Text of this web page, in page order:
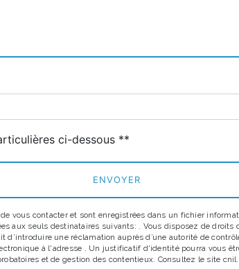
ci-dessous **
ENVOYER
vous contacter et sont enregistrées dans un fichier
aux seuls destinataires suivants: . Vous disposez de
une réclamation auprès d’une autorité de
à l'adresse . Un justificatif d'identité pourra vous
et de gestion des contentieux. Consultez le site